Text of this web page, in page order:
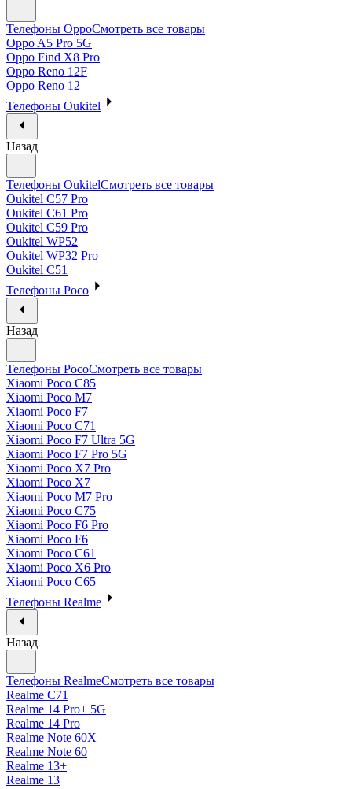
Телефоны OppoСмотреть все товары
Oppo A5 Pro 5G
Oppo Find X8 Pro
Oppo Reno 12F
Oppo Reno 12
Телефоны Oukitel
Назад
Телефоны OukitelСмотреть все товары
Oukitel C57 Pro
Oukitel C61 Pro
Oukitel C59 Pro
Oukitel WP52
Oukitel WP32 Pro
Oukitel C51
Телефоны Poco
Назад
Телефоны PocoСмотреть все товары
Xiaomi Poco C85
Xiaomi Poco M7
Xiaomi Poco F7
Xiaomi Poco C71
Xiaomi Poco F7 Ultra 5G
Xiaomi Poco F7 Pro 5G
Xiaomi Poco X7 Pro
Xiaomi Poco X7
Xiaomi Poco M7 Pro
Xiaomi Poco C75
Xiaomi Poco F6 Pro
Xiaomi Poco F6
Xiaomi Poco C61
Xiaomi Poco X6 Pro
Xiaomi Poco C65
Телефоны Realme
Назад
Телефоны RealmeСмотреть все товары
Realme C71
Realme 14 Pro+ 5G
Realme 14 Pro
Realme Note 60X
Realme Note 60
Realme 13+
Realme 13